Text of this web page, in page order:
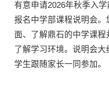
有意申请2026年秋季入
报名中学部课程说明会
面、了解鼎石的中学课
了解学习环境。说明会
学生跟随家长一同参加。